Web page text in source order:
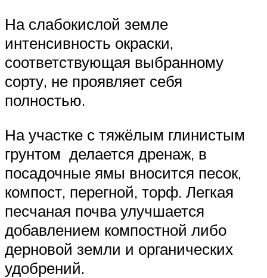
На слабокислой земле
интенсивность окраски,
соответствующая выбранному
сорту, не проявляет себя
полностью.
На участке с тяжёлым глинистым
грунтом делается дренаж, в
посадочные ямы вносится песок,
компост, перегной, торф. Легкая
песчаная почва улучшается
добавлением компостной либо
дерновой земли и органических
удобрений.